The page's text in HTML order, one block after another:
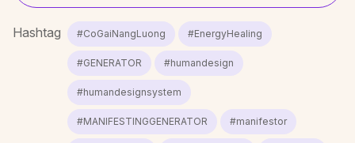
Hashtag #CoGaiNangLuong #EnergyHealing
#GENERATOR #humandesign
#humandesignsystem
#MANIFESTINGGENERATOR #manifestor